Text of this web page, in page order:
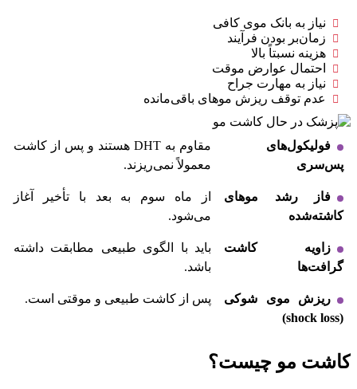
نیاز به بانک موی کافی
زمان‌بر بودن فرآیند
هزینه نسبتاً بالا
احتمال عوارض موقت
نیاز به مهارت جراح
عدم توقف ریزش موهای باقی‌مانده
فولیکول‌های
پس‌سری
مقاوم به DHT هستند و پس از کاشت
معمولاً نمی‌ریزند.
فاز رشد موهای
کاشته‌شده
از ماه سوم به بعد با تأخیر آغاز
می‌شود.
زاویه کاشت
گرافت‌ها
باید با الگوی طبیعی مطابقت داشته
باشد.
ریزش موی شوکی
(shock loss)
پس از کاشت طبیعی و موقتی است.
کاشت مو چیست؟